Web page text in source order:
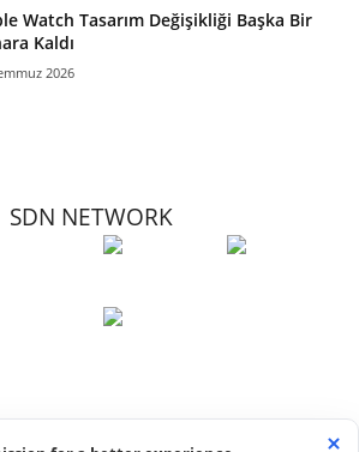
Watch Tasarım Değişikliği Başka Bir
Kaldı
2026
SDN NETWORK